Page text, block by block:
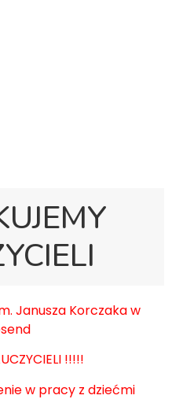
Janusza Korczaka w
!!!!!
w pracy z dziećmi